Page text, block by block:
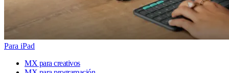
Para iPad
MX para creativos